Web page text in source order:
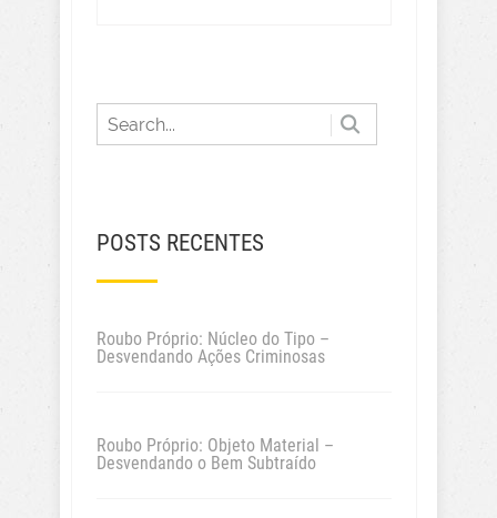
POSTS RECENTES
Roubo Próprio: Núcleo do Tipo –
Desvendando Ações Criminosas
Roubo Próprio: Objeto Material –
Desvendando o Bem Subtraído